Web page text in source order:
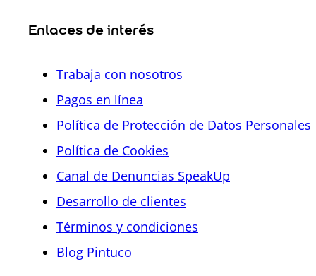
Enlaces de interés
Trabaja con nosotros
Pagos en línea
Política de Protección de Datos Personales
Política de Cookies
Canal de Denuncias SpeakUp
Desarrollo de clientes
Términos y condiciones
Blog Pintuco